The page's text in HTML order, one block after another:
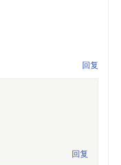
pld10497/
phd10499/
pld10765/
phd10769/
phd10772/
pld10927/
pld10928/
xy6/playlist.m3u8
xy112_360p/i.m3u8
回复
回复